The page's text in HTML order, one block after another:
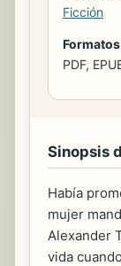
Ficción
PDF,
Sinopsis
Había
mujer
Alexander
vida